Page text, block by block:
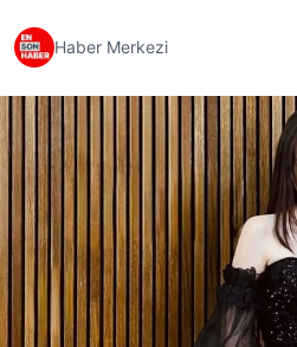
Haber Merkezi